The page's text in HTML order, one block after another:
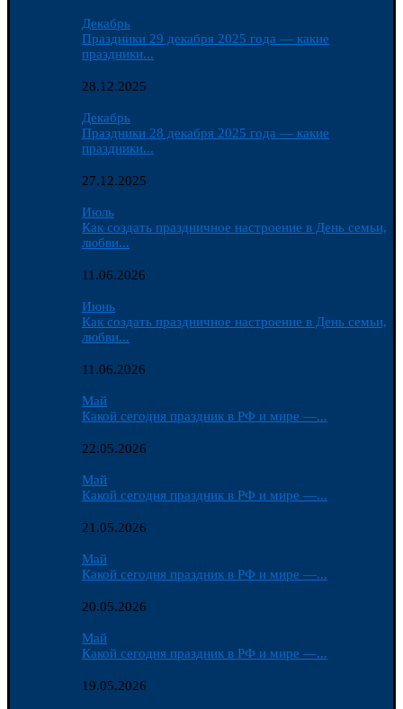
Декабрь
Праздники 29 декабря 2025 года — какие
праздники...
28.12.2025
Декабрь
Праздники 28 декабря 2025 года — какие
праздники...
27.12.2025
Июль
Как создать праздничное настроение в День семьи,
любви...
11.06.2026
Июнь
Как создать праздничное настроение в День семьи,
любви...
11.06.2026
Май
Какой сегодня праздник в РФ и мире —...
22.05.2026
Май
Какой сегодня праздник в РФ и мире —...
21.05.2026
Май
Какой сегодня праздник в РФ и мире —...
20.05.2026
Май
Какой сегодня праздник в РФ и мире —...
19.05.2026